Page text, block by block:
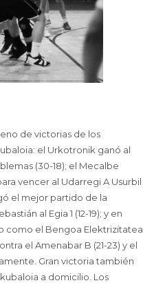
de victorias de los
el Urkotronik ganó al
(30-18); el Mecalbe
vencer al Udarregi A Usurbil
el mejor partido de la
al Egia 1 (12-19); y en
como el Bengoa Elektrizitatea
el Amenabar B (21-23) y el
Gran victoria también
a domicilio. Los